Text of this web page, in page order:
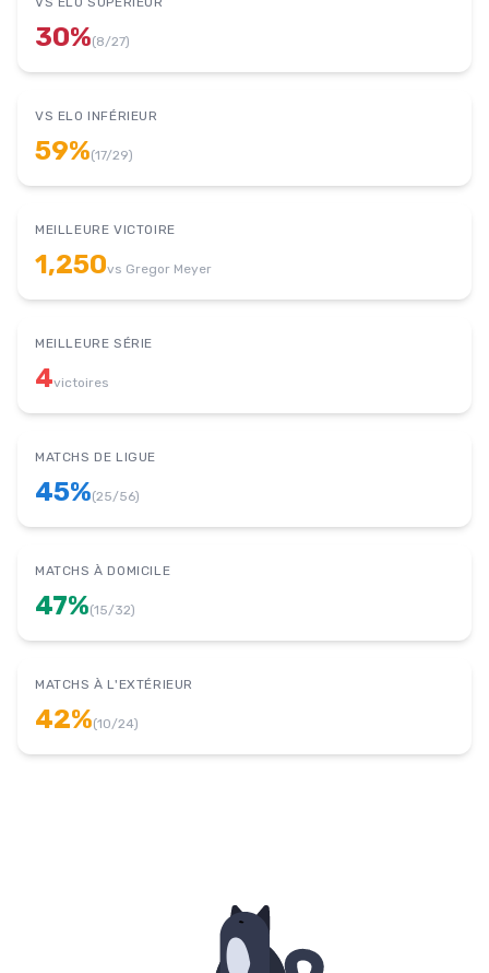
30%(8/27)
VS ELO INFÉRIEUR
59%(17/29)
MEILLEURE VICTOIRE
1,250vs Gregor Meyer
MEILLEURE SÉRIE
4victoires
MATCHS DE LIGUE
45%(25/56)
MATCHS À DOMICILE
47%(15/32)
MATCHS À L'EXTÉRIEUR
42%(10/24)